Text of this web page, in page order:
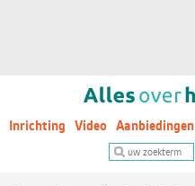
Inrichting Video Aanbiedingen